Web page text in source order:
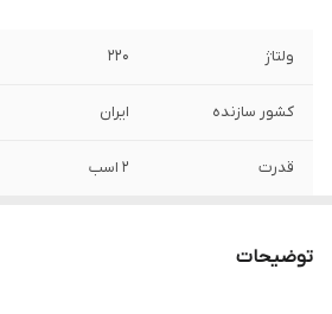
ولتاژ ۲۲۰
کشور سازنده ایران
قدرت ۲ اسب
توضیحات